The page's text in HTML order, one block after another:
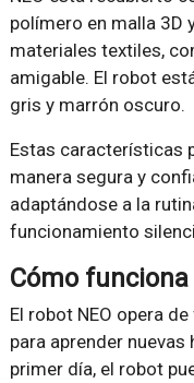
polímero en malla 3D
materiales textiles,
amigable. El robot
gris y marrón oscuro.
Estas características
manera segura y
adaptándose a la
funcionamiento
Cómo
El robot NEO opera
para aprender
primer día, el robot